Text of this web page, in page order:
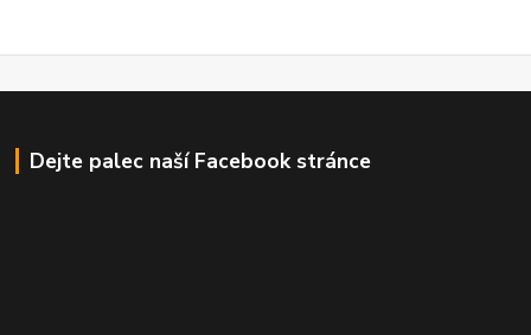
Dejte palec naší Facebook stránce